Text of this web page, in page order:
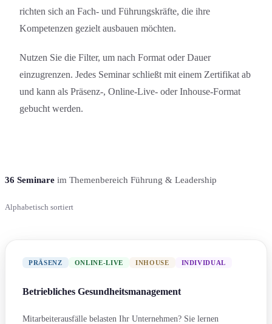
richten sich an Fach- und Führungs­kräfte, die ihre
Kompetenzen gezielt ausbauen möchten.
Nutzen Sie die Filter, um nach Format oder Dauer
einzugrenzen. Jedes Seminar schließt mit einem Zertifikat ab
und kann als Präsenz-, Online-Live- oder Inhouse-Format
gebucht werden.
36 Seminare im Themenbereich Führung & Leadership
Alphabetisch sortiert
PRÄSENZ ONLINE-LIVE INHOUSE INDIVIDUAL
Betriebliches Gesundheits­management
Mitarbeiterausfälle belasten Ihr Unternehmen? Sie lernen